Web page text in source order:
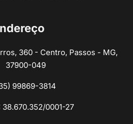
360 - Centro, Passos - MG,
37900-049
99869-3814
38.670.352/0001-27